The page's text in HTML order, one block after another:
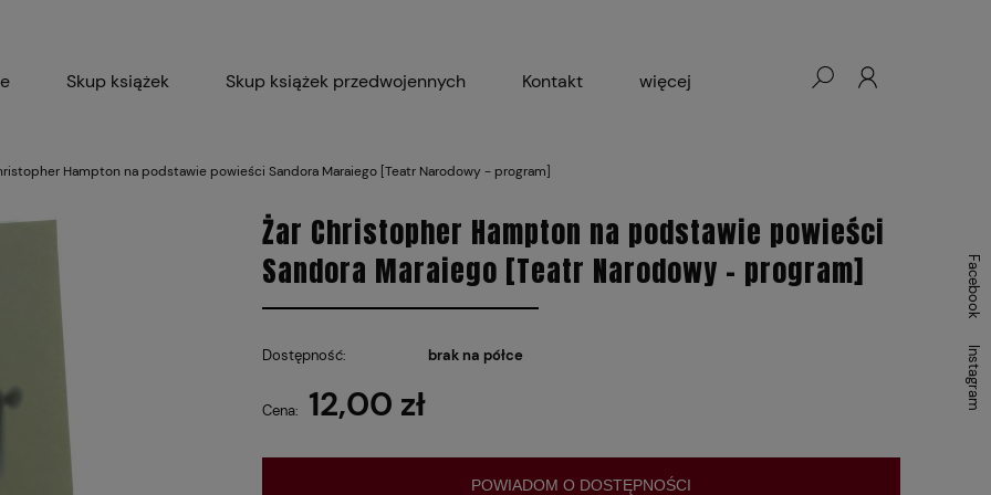
Skup książek Skup książek przedwojennych Kontakt więcej
Hampton na podstawie powieści Sandora Maraiego [Teatr Narodowy - program]
Żar Christopher Hampton na podstawie powieści
Sandora Maraiego [Teatr Narodowy - program]
Dostępność: brak na półce
Cena: 12,00 zł
POWIADOM O DOSTĘPNOŚCI
Facebook
Instagram